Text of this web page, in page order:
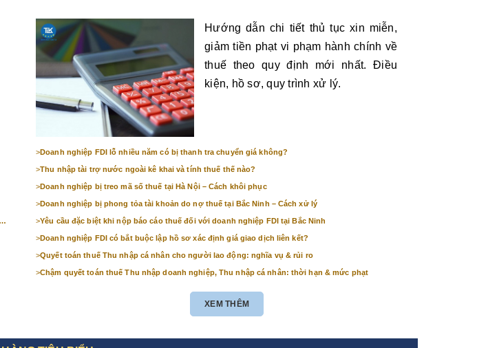
Hướng dẫn chi tiết thủ tục xin miễn,
giảm tiền phạt vi phạm hành chính về
thuế theo quy định mới nhất. Điều
kiện, hồ sơ, quy trình xử lý.
>Doanh nghiệp FDI lỗ nhiều năm có bị thanh tra chuyển giá không?
>Thu nhập tài trợ nước ngoài kê khai và tính thuế thế nào?
>Doanh nghiệp bị treo mã số thuế tại Hà Nội – Cách khôi phục
>Doanh nghiệp bị phong tỏa tài khoản do nợ thuế tại Bắc Ninh – Cách xử lý
>Yêu cầu đặc biệt khi nộp báo cáo thuế đối với doanh nghiệp FDI tại Bắc Ninh
>Doanh nghiệp FDI có bắt buộc lập hồ sơ xác định giá giao dịch liên kết?
>Quyết toán thuế Thu nhập cá nhân cho người lao động: nghĩa vụ & rủi ro
>Chậm quyết toán thuế Thu nhập doanh nghiệp, Thu nhập cá nhân: thời hạn & mức phạt
XEM THÊM